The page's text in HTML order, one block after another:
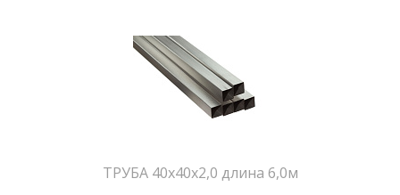
ТРУБА 40х40х2,0 длина 6,0м